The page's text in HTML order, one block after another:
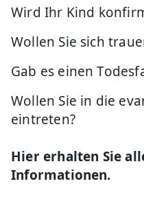
Wird Ihr Kind
Wollen Sie sich
Gab es einen
Wollen Sie in die
eintreten?
Hier erhalten Sie
Informationen.